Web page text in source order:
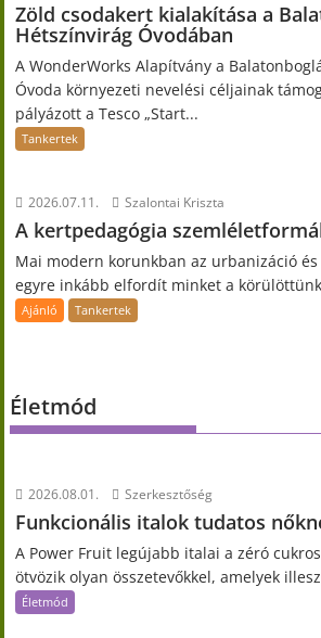
Zöld csodakert kialakítása a
Hétszínvirág Óvodában
A WonderWorks Alapítvány a
Óvoda környezeti nevelési céljainak
pályázott a Tesco „Start...
Tankertek
2026.07.11. Szalontai Kriszta
A kertpedagógia
Mai modern korunkban az urbanizáció
egyre inkább elfordít minket a
Ajánló Tankertek
Életmód
2026.08.01. Szerkesztőség
Funkcionális italok tudatos
A Power Fruit legújabb italai a zéró
ötvözik olyan összetevőkkel, amelyek
Életmód